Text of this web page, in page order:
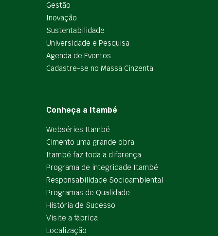
Gestão
Inovação
Sustentabilidade
Universidade e Pesquisa
Agenda de Eventos
Cadastre-se no Massa Cinzenta
Conheça a Itambé
Webséries Itambé
Cimento uma grande obra
Itambé faz toda a diferença
Programa de integridade Itambé
Responsabilidade Socioambiental
Programas de Qualidade
História de Sucesso
Visite a fábrica
Localização